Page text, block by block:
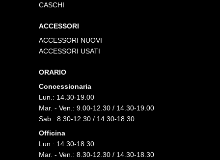
CASCHI
ACCESSORI
ACCESSORI NUOVI
ACCESSORI USATI
ORARIO
Concessionaria
Lun.: 14.30-19.00
Mar. - Ven.: 9.00-12.30 / 14.30-19.00
Sab.: 8.30-12.30 / 14.30-18.30
Officina
Lun.: 14.30-18.30
Mar. - Ven.: 8.30-12.30 / 14.30-18.30